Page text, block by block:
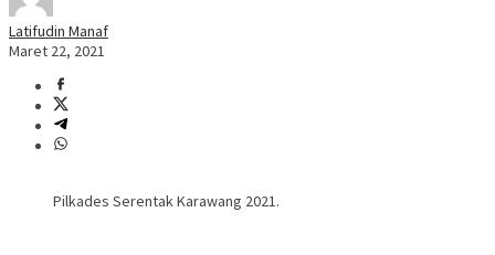
Latifudin Manaf
Maret 22, 2021
Pilkades Serentak Karawang 2021.